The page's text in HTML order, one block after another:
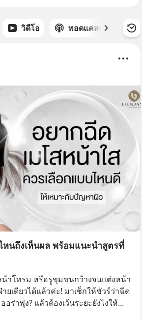
วิดีโอ พอดแคสต์ ซีรีส์
นถึงเห็นผล พร้อมแนะนำสูตรที่
าโทรม หรือรูขุมขนกว้างจนแต่งหน้า
ยเดียวได้แล้วค่ะ! มาเช็กให้ชัวร์ว่าฉีด
ร่าพุ่ง? แล้วต้องเว้นระยะยังไงให้